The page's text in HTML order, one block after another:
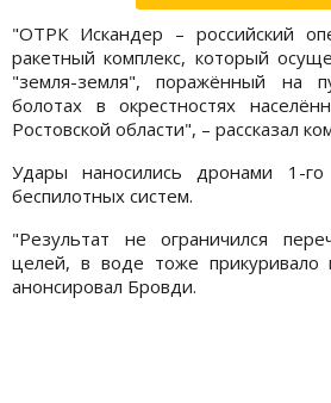
"ОТРК Искандер – российский
ракетный комплекс, который
"земля-земля", поражённый на
болотах в окрестностях
Ростовской области", – рассказал
Удары наносились дронами 1-
беспилотных систем.
"Результат не ограничился
целей, в воде тоже прикуривало
анонсировал Бровди.